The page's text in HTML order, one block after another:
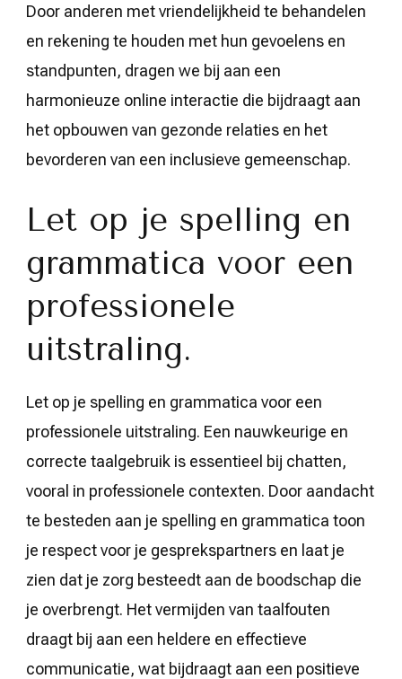
Door anderen met vriendelijkheid te behandelen
en rekening te houden met hun gevoelens en
standpunten, dragen we bij aan een
harmonieuze online interactie die bijdraagt aan
het opbouwen van gezonde relaties en het
bevorderen van een inclusieve gemeenschap.
Let op je spelling en
grammatica voor een
professionele
uitstraling.
Let op je spelling en grammatica voor een
professionele uitstraling. Een nauwkeurige en
correcte taalgebruik is essentieel bij chatten,
vooral in professionele contexten. Door aandacht
te besteden aan je spelling en grammatica toon
je respect voor je gesprekspartners en laat je
zien dat je zorg besteedt aan de boodschap die
je overbrengt. Het vermijden van taalfouten
draagt bij aan een heldere en effectieve
communicatie, wat bijdraagt aan een positieve